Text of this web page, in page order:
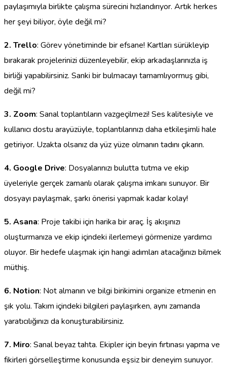
paylaşımıyla birlikte çalışma sürecini hızlandırıyor. Artık herkes
her şeyi biliyor, öyle değil mi?
2. Trello: Görev yönetiminde bir efsane! Kartları sürükleyip
bırakarak projelerinizi düzenleyebilir, ekip arkadaşlarınızla iş
birliği yapabilirsiniz. Sanki bir bulmacayı tamamlıyormuş gibi,
değil mi?
3. Zoom: Sanal toplantıların vazgeçilmezi! Ses kalitesiyle ve
kullanıcı dostu arayüzüyle, toplantılarınızı daha etkileşimli hale
getiriyor. Uzakta olsanız da yüz yüze olmanın tadını çıkarın.
4. Google Drive: Dosyalarınızı bulutta tutma ve ekip
üyeleriyle gerçek zamanlı olarak çalışma imkanı sunuyor. Bir
dosyayı paylaşmak, şarkı önerisi yapmak kadar kolay!
5. Asana: Proje takibi için harika bir araç. İş akışınızı
oluşturmanıza ve ekip içindeki ilerlemeyi görmenize yardımcı
oluyor. Bir hedefe ulaşmak için hangi adımları atacağınızı bilmek
müthiş.
6. Notion: Not almanın ve bilgi birikimini organize etmenin en
şık yolu. Takım içindeki bilgileri paylaşırken, aynı zamanda
yaratıcılığınızı da konuşturabilirsiniz.
7. Miro: Sanal beyaz tahta. Ekipler için beyin fırtınası yapma ve
fikirleri görselleştirme konusunda eşsiz bir deneyim sunuyor.